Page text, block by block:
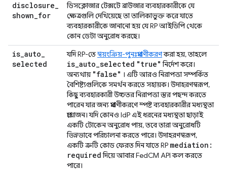
disclosure_
shown_for
ডিসক্লোজার টেক্সটে ব্রাউজার ব্যবহারকারীকে যে
ক্ষেত্রগুলি দেখিয়েছে তা তালিকাভুক্ত করে যাতে
ব্যবহারকারীকে জানানো হয় যে RP আইডিপি থেকে
কোন ডেটা অনুরোধ করছে।
is_auto_
selected
যদি RP-তেস্বয়ংক্রিয়-পুনঃপ্রমাণীকরণকরা হয়, তাহলে
is_auto_selected "true" নির্দেশ করে।
অন্যথায় "false" । এটি আরও নিরাপত্তা সম্পর্কিত
বৈশিষ্ট্যগুলিকে সমর্থন করতে সহায়ক। উদাহরণস্বরূপ,
কিছু ব্যবহারকারী উচ্চতর নিরাপত্তা স্তর পছন্দ করতে
পারেন যার জন্য প্রমাণীকরণে স্পষ্ট ব্যবহারকারীর মধ্যস্থতা
প্রয়োজন। যদি কোনও IdP এই ধরনের মধ্যস্থতা ছাড়াই
একটি টোকেন অনুরোধ পায়, তবে তারা অনুরোধটি
ভিন্নভাবে পরিচালনা করতে পারে। উদাহরণস্বরূপ,
একটি ত্রুটি কোড ফেরত দিন যাতে RP mediation:
requiredদিয়ে আবার FedCM API কল করতে
পারে।